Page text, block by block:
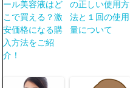
ール美容液はど
こで買える？激
安価格になる購
入方法をご紹
介！
の正しい使用方
法と１回の使用
量について